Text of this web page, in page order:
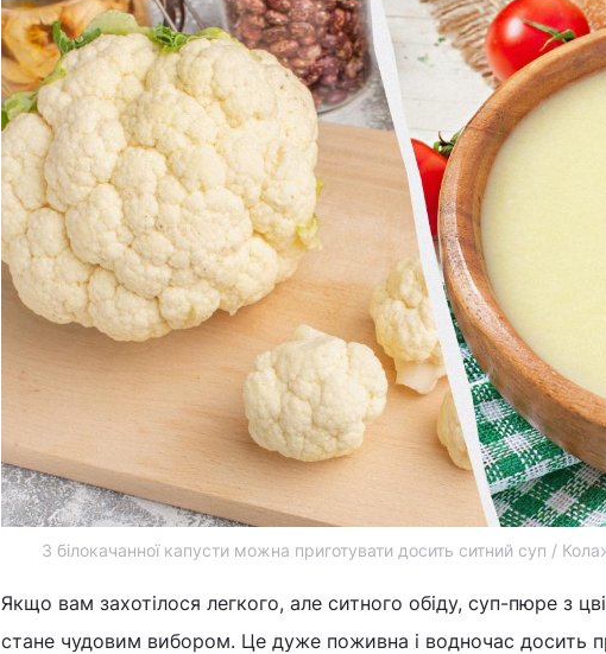
З білокачанної капусти можна приготувати досить ситний суп /
Якщо вам захотілося легкого, але ситного обіду, суп-пюре з
стане чудовим вибором. Це дуже поживна і водночас досить